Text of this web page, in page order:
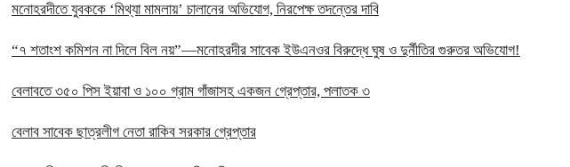
মনোহরদীতে যুবককে ‘মিথ্যা মামলায়’ চালানের অভিযোগ, নিরপেক্ষ তদন্তের দাবি
“৭ শতাংশ কমিশন না দিলে বিল নয়”—মনোহরদীর সাবেক ইউএনওর বিরুদ্ধে ঘুষ ও দুর্নীতির গুরুতর অভিযোগ!
বেলাবতে ৩৫০ পিস ইয়াবা ও ১০০ গ্রাম গাঁজাসহ একজন গ্রেপ্তার, পলাতক ৩
বেলাব সাবেক ছাত্রলীগ নেতা রাকিব সরকার গ্রেপ্তার